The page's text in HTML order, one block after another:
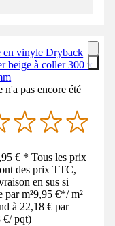
en vinyle Dryback
beige à coller 300 x
n'a pas encore été
€ * Tous les prix
des prix TTC,
en sus si
par m²9,95 €*/ m²
à 22,18 € par
€/ pqt)